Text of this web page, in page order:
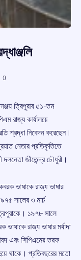
0
ত্রিপুরার ৫১-তম
রাজ্য কার্যালয়ে
শ্রদ্ধা নিবেদন করেছেন।
নেতার প্রতিকৃতিতে
দলনেতা জীতেন্দ্র চৌধুরী।
ভাষাকে রাজ্য ভাষার
সালের ৩ মার্চ
১৯৭৮ সালে
রাজ্য ভাষার মর্যাদা
এবং সিপিএমের তরফ
থাকে। প্রতিবছরের মতো